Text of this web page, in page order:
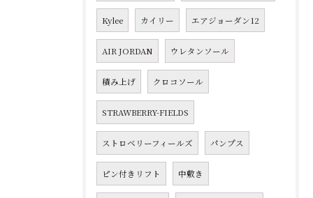
Kylee カイリー エアジョーダン12
AIR JORDAN ウレタンソール
積み上げ クロコソール
STRAWBERRY-FIELDS
ストロベリーフィールズ パンプス
ピン付きリフト 中敷き